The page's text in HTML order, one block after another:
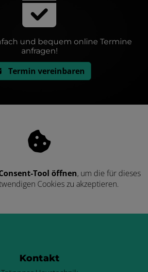
und bequem online Termine
anfragen!
Termin vereinbaren
Tool öffnen, um die für dieses
Cookies zu akzeptieren.
Kontakt